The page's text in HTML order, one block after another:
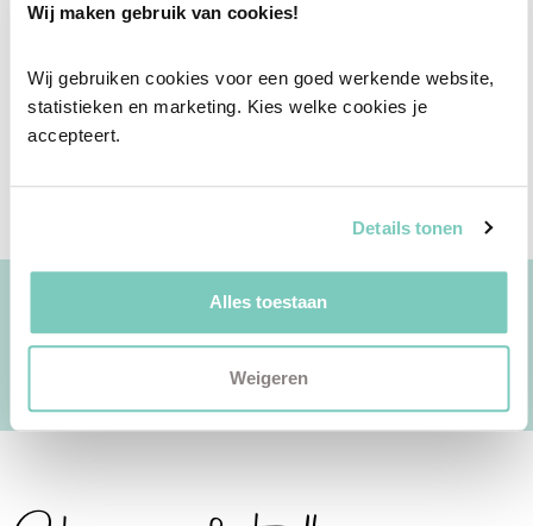
Wij maken gebruik van cookies!
Wij gebruiken cookies voor een goed werkende website,
statistieken en marketing. Kies welke cookies je
accepteert.
Details tonen
Alles toestaan
Weigeren
Ook toe aan een afspraak met een
Personal Shopper?
Plan een intake